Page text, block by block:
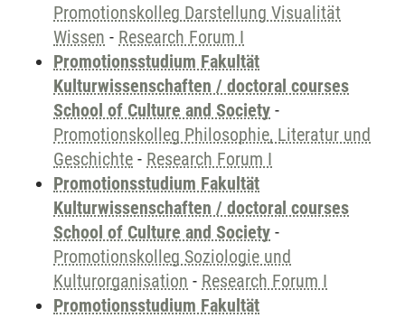
Promotionskolleg Darstellung Visualität
Wissen - Research Forum I
Promotionsstudium Fakultät
Kulturwissenschaften / doctoral courses
School of Culture and Society -
Promotionskolleg Philosophie, Literatur und
Geschichte - Research Forum I
Promotionsstudium Fakultät
Kulturwissenschaften / doctoral courses
School of Culture and Society -
Promotionskolleg Soziologie und
Kulturorganisation - Research Forum I
Promotionsstudium Fakultät